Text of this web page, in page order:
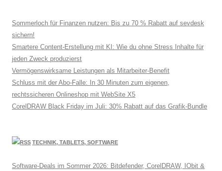
Sommerloch für Finanzen nutzen: Bis zu 70 % Rabatt auf sevdesk
sichern!
Smartere Content-Erstellung mit KI: Wie du ohne Stress Inhalte für
jeden Zweck produzierst
Vermögenswirksame Leistungen als Mitarbeiter-Benefit
Schluss mit der Abo-Falle: In 30 Minuten zum eigenen,
rechtssicheren Onlineshop mit WebSite X5
CorelDRAW Black Friday im Juli: 30% Rabatt auf das Grafik-Bundle
TECHNIK, TABLETS, SOFTWARE
Software-Deals im Sommer 2026: Bitdefender, CorelDRAW, IObit &